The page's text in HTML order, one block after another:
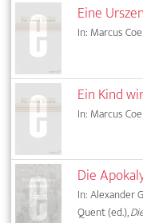
Eine
In: Marcus
Ein Kind
In: Marcus
Die
In: Alexander
Quent (ed.),